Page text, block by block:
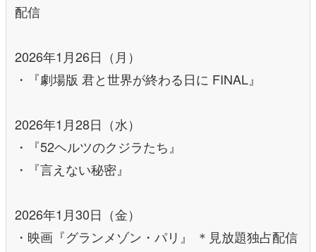
配信
2026年1月26日（月）
・『劇場版 君と世界が終わる日に FINAL』
2026年1月28日（水）
・『52ヘルツのクジラたち』
・『言えない秘密』
2026年1月30日（金）
・映画『グランメゾン・パリ』 ＊見放題独占配信